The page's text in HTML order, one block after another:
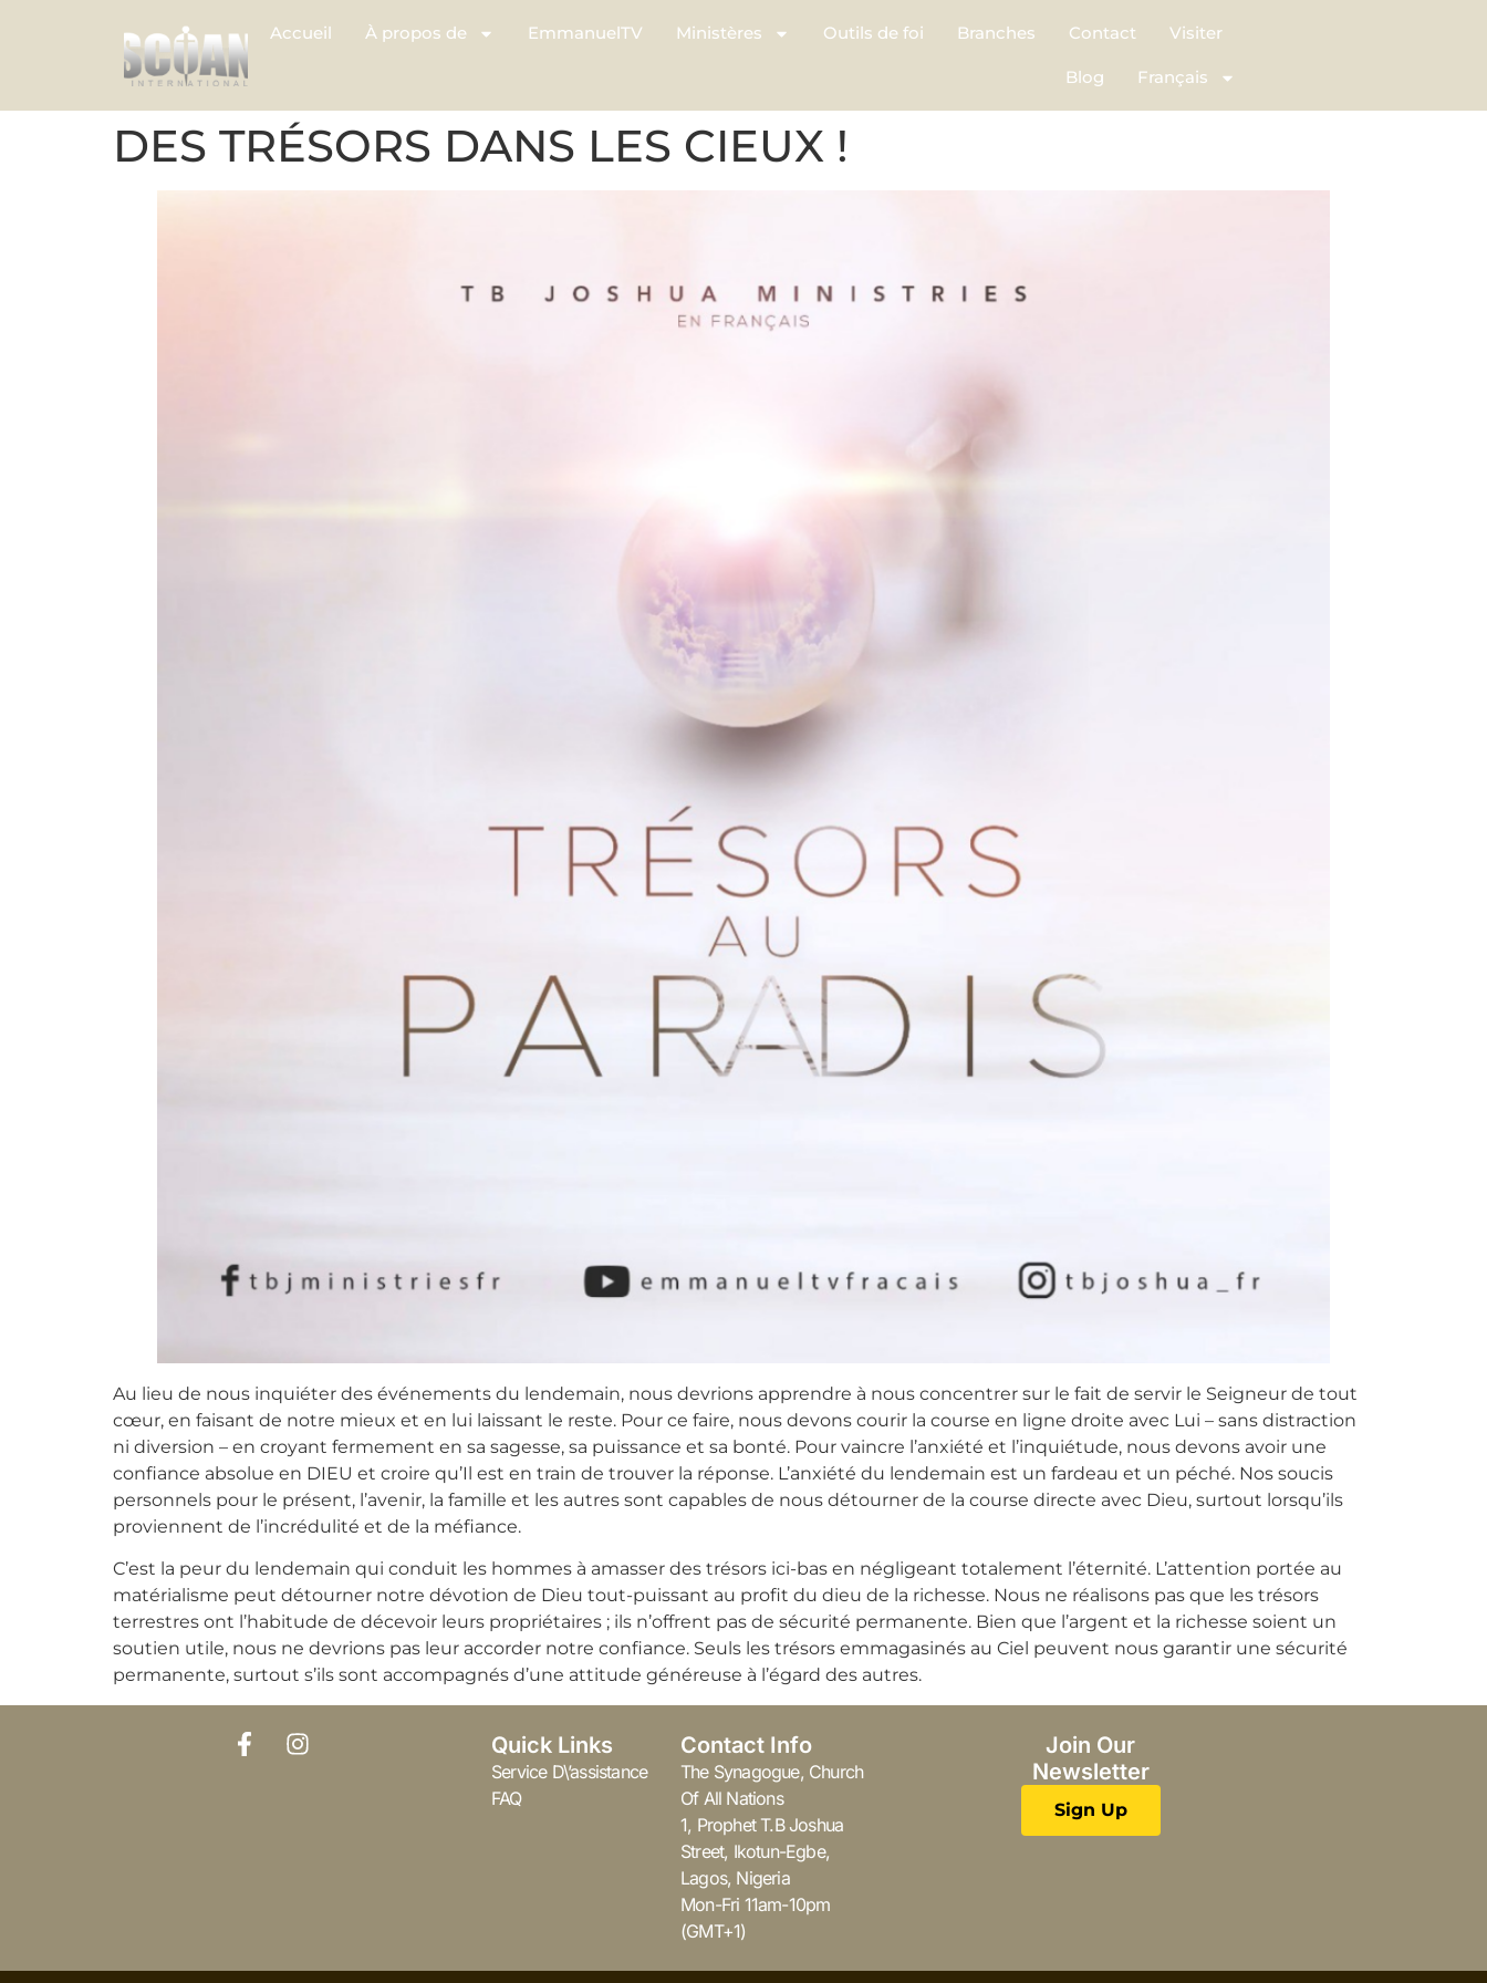
Accueil À propos de EmmanuelTV Ministères Outils de foi Branches Contact Visiter
Blog Français
DES TRÉSORS DANS LES CIEUX !
Au lieu de nous inquiéter des événements du lendemain, nous devrions apprendre à nous concentrer sur le fait de servir le Seigneur de tout
cœur, en faisant de notre mieux et en lui laissant le reste. Pour ce faire, nous devons courir la course en ligne droite avec Lui – sans distraction
ni diversion – en croyant fermement en sa sagesse, sa puissance et sa bonté. Pour vaincre l’anxiété et l’inquiétude, nous devons avoir une
confiance absolue en DIEU et croire qu’Il est en train de trouver la réponse. L’anxiété du lendemain est un fardeau et un péché. Nos soucis
personnels pour le présent, l’avenir, la famille et les autres sont capables de nous détourner de la course directe avec Dieu, surtout lorsqu’ils
proviennent de l’incrédulité et de la méfiance.
C’est la peur du lendemain qui conduit les hommes à amasser des trésors ici-bas en négligeant totalement l’éternité. L’attention portée au
matérialisme peut détourner notre dévotion de Dieu tout-puissant au profit du dieu de la richesse. Nous ne réalisons pas que les trésors
terrestres ont l’habitude de décevoir leurs propriétaires ; ils n’offrent pas de sécurité permanente. Bien que l’argent et la richesse soient un
soutien utile, nous ne devrions pas leur accorder notre confiance. Seuls les trésors emmagasinés au Ciel peuvent nous garantir une sécurité
permanente, surtout s’ils sont accompagnés d’une attitude généreuse à l’égard des autres.
Quick Links
Service D\’assistance
FAQ
Contact Info
The Synagogue, Church
Of All Nations
1, Prophet T.B Joshua
Street, Ikotun-Egbe,
Lagos, Nigeria
Mon-Fri 11am-10pm
(GMT+1)
Join Our
Newsletter
Sign Up